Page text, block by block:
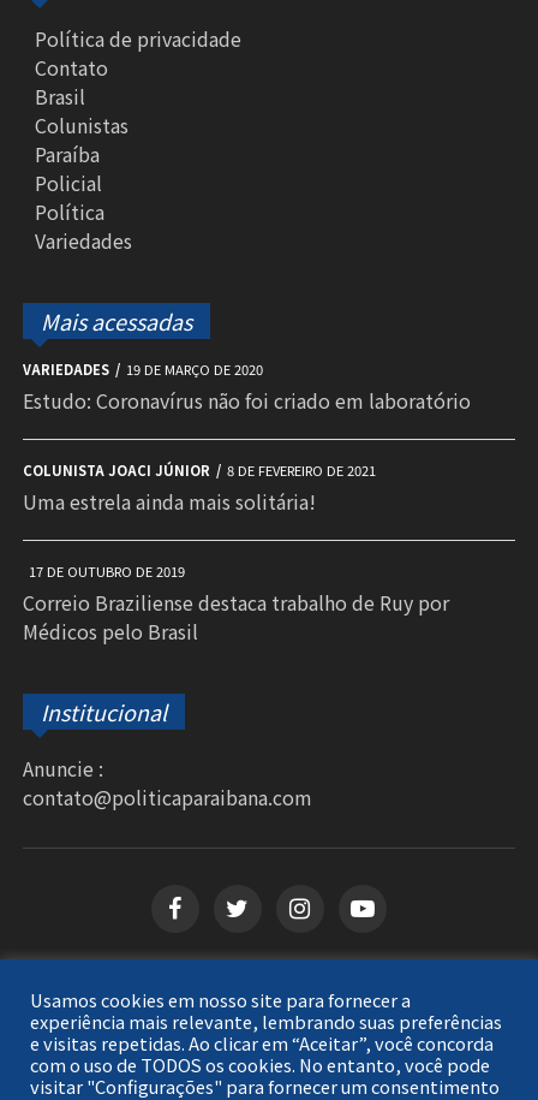
Política de privacidade
Contato
Brasil
Colunistas
Paraíba
Policial
Política
Variedades
Mais acessadas
VARIEDADES 19 DE MARÇO DE 2020
Estudo: Coronavírus não foi criado em laboratório
COLUNISTA JOACI JÚNIOR 8 DE FEVEREIRO DE 2021
Uma estrela ainda mais solitária!
17 DE OUTUBRO DE 2019
Correio Braziliense destaca trabalho de Ruy por
Médicos pelo Brasil
Institucional
Anuncie :
contato@politicaparaibana.com
Copyright © 2026Política Paraibana. Todos os
direitos reservados.
Usamos cookies em nosso site para fornecer a
experiência mais relevante, lembrando suas preferências
e visitas repetidas. Ao clicar em “Aceitar”, você concorda
com o uso de TODOS os cookies. No entanto, você pode
visitar "Configurações" para fornecer um consentimento